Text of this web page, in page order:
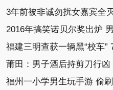
3年前被非诚勿扰女嘉宾全
福建三明查获一辆黑“校车”